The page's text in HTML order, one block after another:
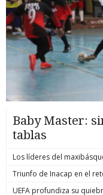
Baby Master:
tablas
Los líderes del
Triunfo de Inacap en el
UEFA profundiza su